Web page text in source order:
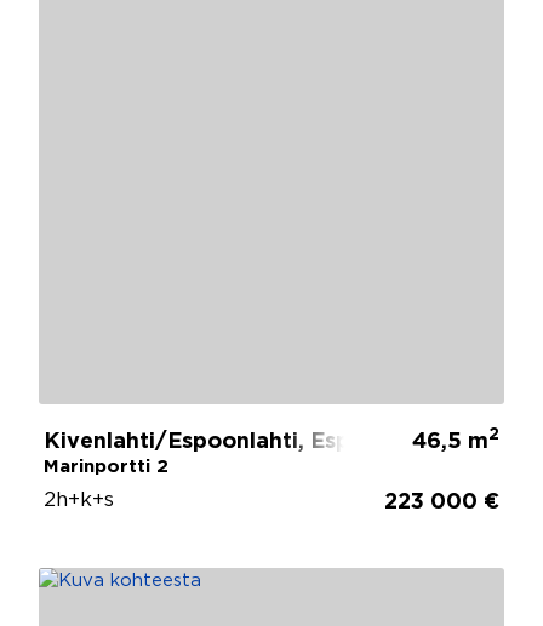
Kivenlahti/Espoonlahti, Espoo
Marinportti 2
46,5 m2
2h+k+s 223 000 €